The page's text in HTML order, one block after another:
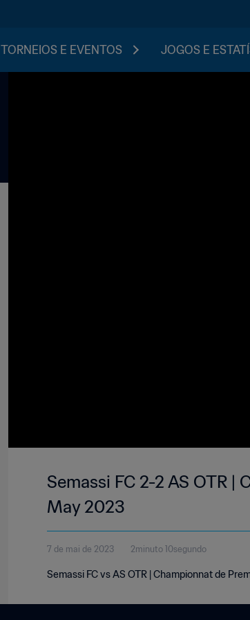
TORNEIOS E EVENTOS JOGOS E
Semassi FC 2-2 AS OTR |
May 2023
7 de mai de 2023 2minuto 10segundo
Semassi FC vs AS OTR | Championnat de